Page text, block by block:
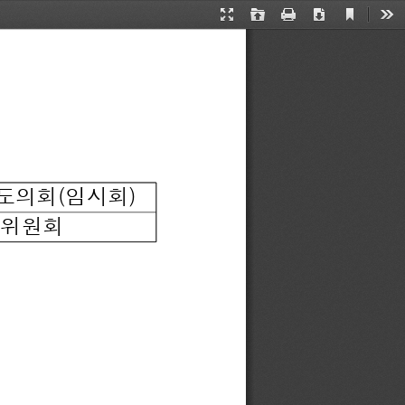
Presentation
Open Print Download
Current
의회(임시회)
원회